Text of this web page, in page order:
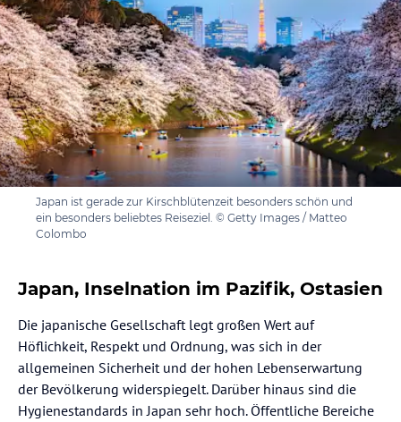
Japan ist gerade zur Kirschblütenzeit besonders schön und
ein besonders beliebtes Reiseziel. © Getty Images / Matteo
Colombo
Japan, Inselnation im Pazifik, Ostasien
Die japanische Gesellschaft legt großen Wert auf
Höflichkeit, Respekt und Ordnung, was sich in der
allgemeinen Sicherheit und der hohen Lebenserwartung
der Bevölkerung widerspiegelt. Darüber hinaus sind die
Hygienestandards in Japan sehr hoch. Öffentliche Bereiche